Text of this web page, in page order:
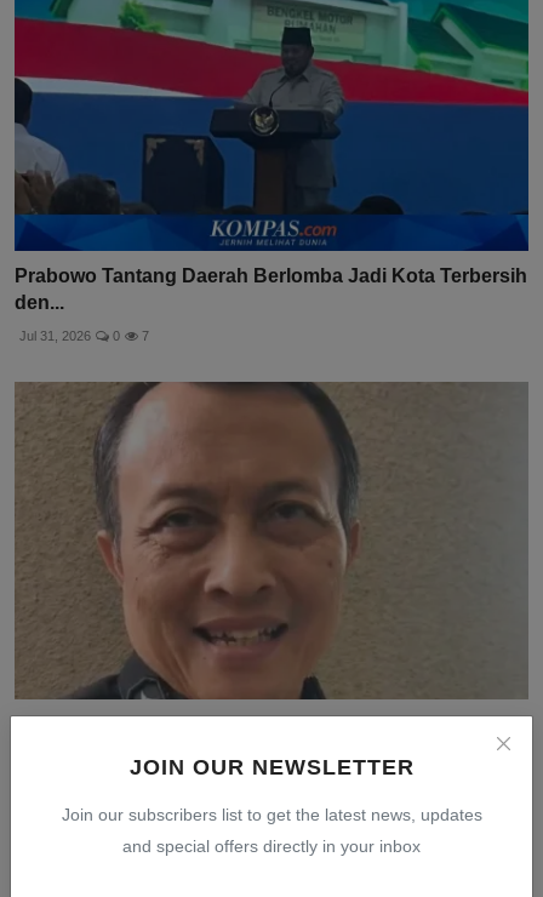
JOIN OUR NEWSLETTER
Join our subscribers list to get the latest news, updates
and special offers directly in your inbox
Prabowo Tantang Daerah Berlomba Jadi Kota Terbersih
0 7
Bob...
5